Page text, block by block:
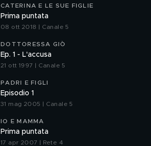
CATERINA E LE SUE FIGLIE
Prima puntata
08 ott 2018 | Canale 5
DOTTORESSA GIÒ
Ep. 1 - L'accusa
21 ott 1997 | Canale 5
PADRI E FIGLI
Episodio 1
31 mag 2005 | Canale 5
IO E MAMMA
Prima puntata
17 apr 2007 | Rete 4